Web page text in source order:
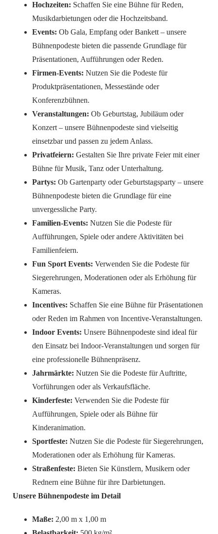
Hochzeiten: Schaffen Sie eine Bühne für Reden,
Musikdarbietungen oder die Hochzeitsband.
Events: Ob Gala, Empfang oder Bankett – unsere
Bühnenpodeste bieten die passende Grundlage für
Präsentationen, Aufführungen oder Reden.
Firmen-Events: Nutzen Sie die Podeste für
Produktpräsentationen, Messestände oder
Konferenzbühnen.
Veranstaltungen: Ob Geburtstag, Jubiläum oder
Konzert – unsere Bühnenpodeste sind vielseitig
einsetzbar und passen zu jedem Anlass.
Privatfeiern: Gestalten Sie Ihre private Feier mit einer
Bühne für Musik, Tanz oder Unterhaltung.
Partys: Ob Gartenparty oder Geburtstagsparty – unsere
Bühnenpodeste bieten die Grundlage für eine
unvergessliche Party.
Familien-Events: Nutzen Sie die Podeste für
Aufführungen, Spiele oder andere Aktivitäten bei
Familienfeiern.
Fun Sport Events: Verwenden Sie die Podeste für
Siegerehrungen, Moderationen oder als Erhöhung für
Kameras.
Incentives: Schaffen Sie eine Bühne für Präsentationen
oder Reden im Rahmen von Incentive-Veranstaltungen.
Indoor Events: Unsere Bühnenpodeste sind ideal für
den Einsatz bei Indoor-Veranstaltungen und sorgen für
eine professionelle Bühnenpräsenz.
Jahrmärkte: Nutzen Sie die Podeste für Auftritte,
Vorführungen oder als Verkaufsfläche.
Kinderfeste: Verwenden Sie die Podeste für
Aufführungen, Spiele oder als Bühne für
Kinderanimation.
Sportfeste: Nutzen Sie die Podeste für Siegerehrungen,
Moderationen oder als Erhöhung für Kameras.
Straßenfeste: Bieten Sie Künstlern, Musikern oder
Rednern eine Bühne für ihre Darbietungen.
Unsere Bühnenpodeste im Detail
Maße: 2,00 m x 1,00 m